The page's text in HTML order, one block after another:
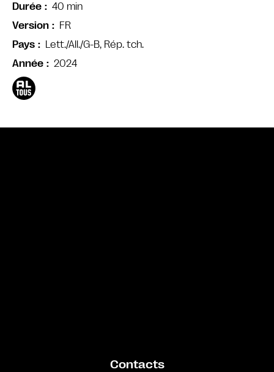
Durée
40 min
Version
FR
Pays
Lett./All./G-B, Rép. tch.
Année
2024
Contacts